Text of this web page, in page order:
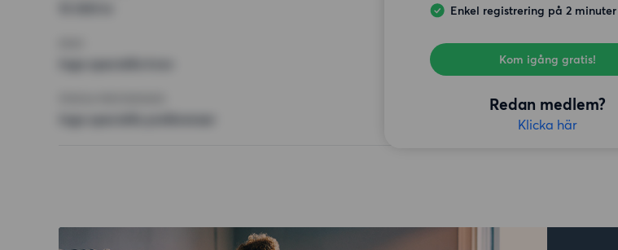
Enkel registrering på 2 minuter
Kom igång gratis!
Redan medlem?
Klicka här